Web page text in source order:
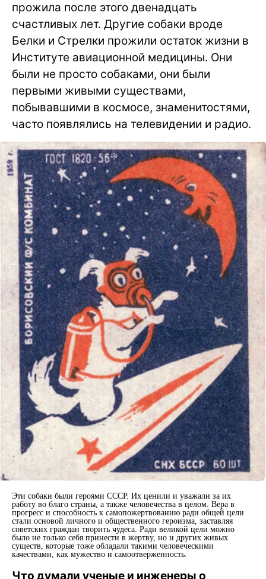
прожила после этого двенадцать
счастливых лет. Другие собаки вроде
Белки и Стрелки прожили остаток жизни в
Институте авиационной медицины. Они
были не просто собаками, они были
первыми живыми существами,
побывавшими в космосе, знаменитостями,
часто появлялись на телевидении и радио.
Эти собаки были героями СССР. Их ценили и уважали за их
работу во благо страны, а также человечества в целом. Вера в
прогресс и способность к самопожертвованию ради общей цели
стали основой личного и общественного героизма, заставляя
советских граждан творить чудеса. Ради великой цели можно
было не только себя принести в жертву, но и других живых
существ, которые тоже обладали такими человеческими
качествами, как мужество и самоотверженность.
Что думали ученые и инженеры о